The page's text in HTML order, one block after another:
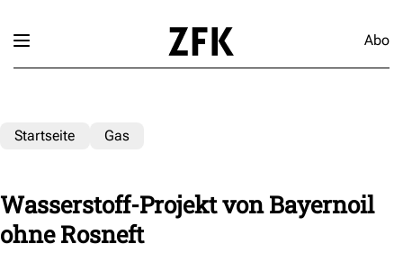
Abo
Startseite Gas
Wasserstoff-Projekt von Bayernoil
ohne Rosneft